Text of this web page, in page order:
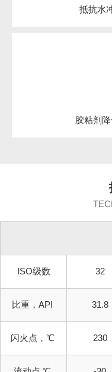
抵抗水
胶粘剂降
ISO级数 32
比重，API 31.8
闪火 点 ，℃ 230